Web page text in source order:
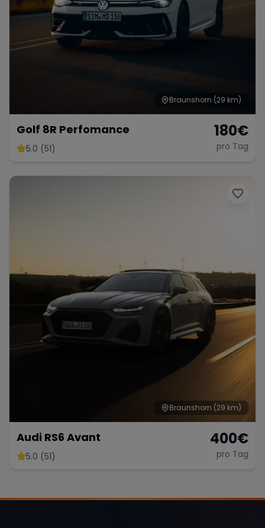
Braunshorn (29 km)
Golf 8R Perfomance
5.0 (51)
180€
pro Tag
Braunshorn (29 km)
Audi RS6 Avant
5.0 (51)
400€
pro Tag